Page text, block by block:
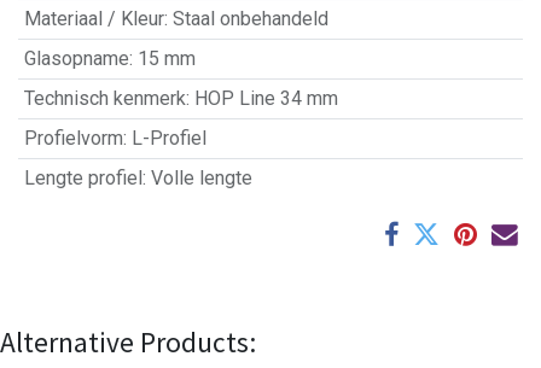
Materiaal / Kleur: Staal onbehandeld
Glasopname: 15 mm
Technisch kenmerk: HOP Line 34 mm
Profielvorm: L-Profiel
Lengte profiel: Volle lengte
Alternative Products: